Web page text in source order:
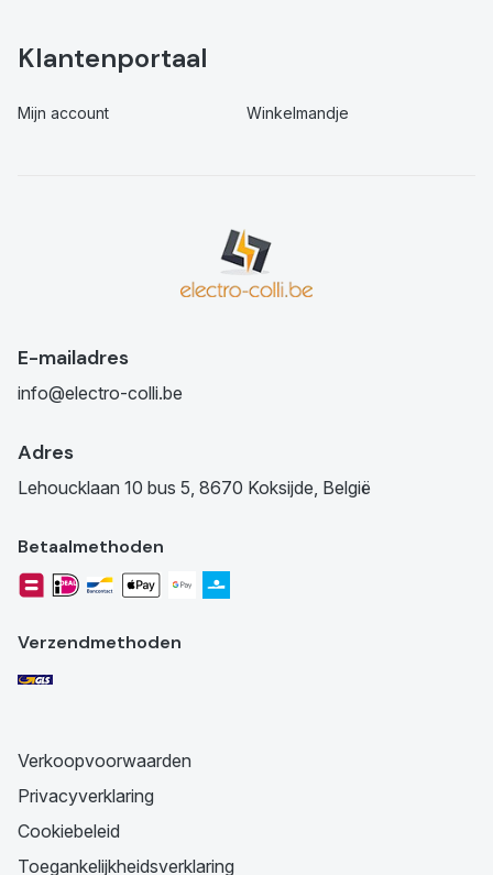
Klantenportaal
Mijn account Winkelmandje
E-mailadres
info@electro-colli.be
Adres
Lehoucklaan 10 bus 5, 8670 Koksijde, België
Betaalmethoden
Verzendmethoden
Verkoopvoorwaarden
Privacyverklaring
Cookiebeleid
Toegankelijkheidsverklaring